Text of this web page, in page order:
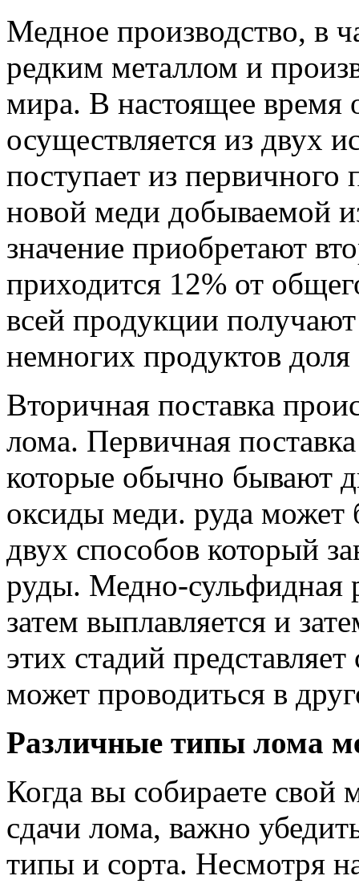
Медное производство, в
редким металлом и
мира. В настоящее время
осуществляется из двух
поступает из первичного
новой меди добываемой
значение приобретают
приходится 12% от
всей продукции
немногих продуктов доля
Вторичная поставка
лома. Первичная
которые обычно бывают
оксиды меди. руда может
двух способов который
руды. Медно-сульфидная
затем выплавляется и
этих стадий
может проводиться в
Различные типы лома
Когда вы собираете свой
сдачи лома, важно
типы и сорта. Несмотря